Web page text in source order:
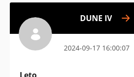
DUNE IV
2024-09-17 16:00:07